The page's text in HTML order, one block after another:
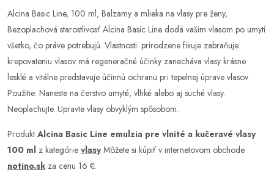
Alcina Basic Line, 100 ml, Balzamy a mlieka na vlasy pre ženy,
Bezoplachová starostlivosť Alcina Basic Line dodá vašim vlasom po umytí
všetko, čo práve potrebujú. Vlastnosti: prirodzene fixuje zabraňuje
krepovateniu vlasov má regeneračné účinky zanecháva vlasy krásne
lesklé a vitálne predstavuje účinnú ochranu pri tepelnej úprave vlasov
Použitie: Naneste na čerstvo umyté, vlhké alebo aj suché vlasy.
Neoplachujte. Upravte vlasy obvyklým spôsobom.
Produkt Alcina Basic Line emulzia pre vlnité a kučeravé vlasy
100 ml z kategórie vlasyMôžete si kúpiť v internetovom obchode
notino.sk za cenu 16 €.